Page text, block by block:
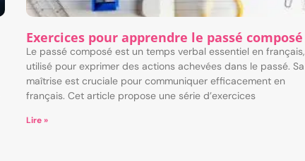
Exercices pour apprendre le passé composé
Le passé composé est un temps verbal essentiel en français,
utilisé pour exprimer des actions achevées dans le passé. Sa
maîtrise est cruciale pour communiquer efficacement en
français. Cet article propose une série d’exercices
Lire »